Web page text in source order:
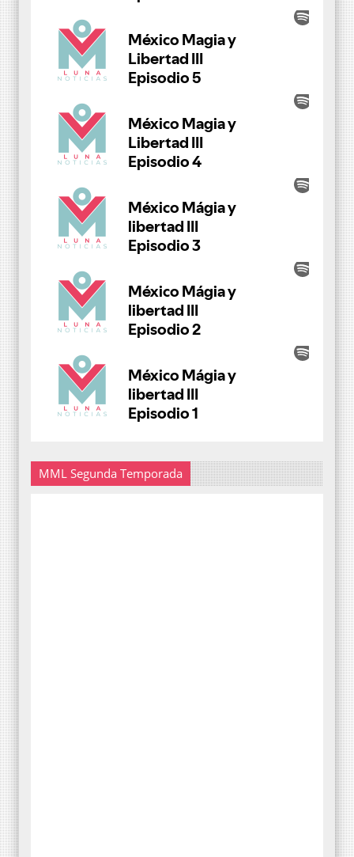
MML Segunda Temporada